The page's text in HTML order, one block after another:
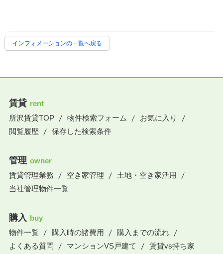
インフォメーションの一覧へ戻る
賃貸 rent
所沢賃貸TOP
物件検索フォーム
お気に入り
閲覧履歴
保存した検索条件
管理 owner
賃貸管理業務
空き家管理
土地・空き家活用
当社管理物件一覧
購入 buy
物件一覧
購入時の諸費用
購入までの流れ
よくある質問
マンションVS戸建て 賃貸vs持ち家